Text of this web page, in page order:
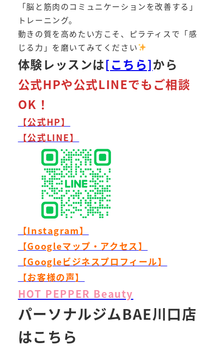
「脳と筋肉のコミュニケーションを改善する」
トレーニング。
動きの質を高めたい方こそ、ピラティスで「感
じる力」を磨いてみてください
体験レッスンは[こちら]から
公式HPや公式LINEでもご相談
OK！
【公式HP】
【公式LINE】
【Instagram】
【Googleマップ・アクセス】
【Googleビジネスプロフィール】
【お客様の声】
HOT PEPPER Beauty
パーソナルジムBAE川口店
はこちら